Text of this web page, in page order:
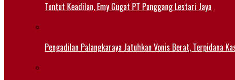
Tuntut Keadilan, Emy Gugat PT Panggang Lestari Jaya
Pengadilan Palangkaraya Jatuhkan Vonis Berat, Terpidana